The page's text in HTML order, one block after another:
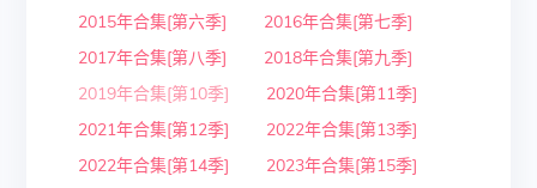
2015年合集[第六季]
2016年合集[第七季]
2017年合集[第八季]
2018年合集[第九季]
2019年合集[第10季]
2020年合集[第11季]
2021年合集[第12季]
2022年合集[第13季]
2022年合集[第14季]
2023年合集[第15季]